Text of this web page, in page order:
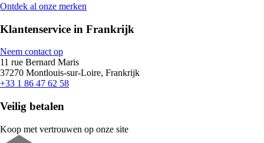
Ontdek al onze merken
Klantenservice in Frankrijk
Neem contact op
11 rue Bernard Maris
37270 Montlouis-sur-Loire, Frankrijk
+33 1 86 47 62 58
Veilig betalen
Koop met vertrouwen op onze site